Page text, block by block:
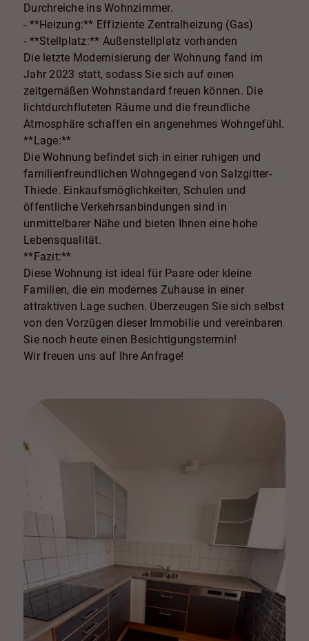
Durchreiche ins Wohnzimmer.
- **Heizung:** Effiziente Zentralheizung (Gas)
- **Stellplatz:** Außenstellplatz vorhanden
Die letzte Modernisierung der Wohnung fand im
Jahr 2023 statt, sodass Sie sich auf einen
zeitgemäßen Wohnstandard freuen können. Die
lichtdurchfluteten Räume und die freundliche
Atmosphäre schaffen ein angenehmes Wohngefühl.
**Lage:**
Die Wohnung befindet sich in einer ruhigen und
familienfreundlichen Wohngegend von Salzgitter-
Thiede. Einkaufsmöglichkeiten, Schulen und
öffentliche Verkehrsanbindungen sind in
unmittelbarer Nähe und bieten Ihnen eine hohe
Lebensqualität.
**Fazit:**
Diese Wohnung ist ideal für Paare oder kleine
Familien, die ein modernes Zuhause in einer
attraktiven Lage suchen. Überzeugen Sie sich selbst
von den Vorzügen dieser Immobilie und vereinbaren
Sie noch heute einen Besichtigungstermin!
Wir freuen uns auf Ihre Anfrage!